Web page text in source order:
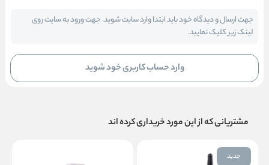
جهت ارسال و دیدگاه خود باید ابتدا وارد سایت شوید. جهت ورود به سایت روی
لینک زیر کلیک نمایید.
وارد حساب کاربری خود شوید
مشتریانی که از این مورد خریداری کرده اند
جدید